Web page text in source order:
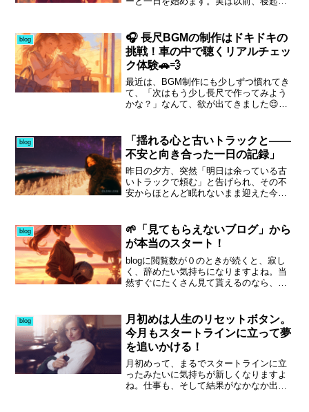
ではないのに、黙ったままの朝。そんな
自分に「これはダメだ」と気付いた日が
あり、それからは意識して笑顔と挨拶を
心掛けるようになりました。とはいえ、
笑顔って簡単なようで意外と難しいも
の。若い世代の爽やかな笑顔を見ると、
昭和育ちの58歳の私は、つい気後れして
しまうこともあります。それでも、オフ
くの人と話すうちに、自然な笑顔が増え
てきました。学びや優しさに触れる瞬
間、人はこんなにも素直に笑えるのだと
実感します。また皆さんとおしゃべりで
きる日を楽しみにしながら、今日もコー
ヒーと小さな気づきを大切に過ごしてい
ます。
blog
🎧 長尺BGMの制作はドキドキの
挑戦！車の中で聴くリアルチェッ
ク体験🚗💨
最近は、BGM制作にも少しずつ慣れてき
て、「次はもう少し長尺で作ってみよう
かな？」なんて、欲が出てきました😌✨
も、たま〜にミスって途中で止まること
も😅「え？また最初から？...
blog
「揺れる心と古いトラックと——
不安と向き合った一日の記録」
昨日の夕方、突然「明日は余っている古
いトラックで頼む」と告げられ、その不
安からほとんど眠れないまま迎えた今日
痛感しました。とはいえ、無事に一日を
終えて初めて「大丈夫、やれますよ」と
言える自分もいて、なんとも情けなくも
あり、正直ほっとした気持ちもありま
す。愛車のトラックは電気系統の不調で
復帰の見通しが立たず、修理の専門家で
と、クラッチ操作にも戸惑いがあり、気
持ちが落ち着かない日々が続きます。そ
れでも、なんとかなるさと自分に言い聞
かせながら過ごす、この揺れる心模様を
綴ります。
blog
🌱「見てもらえないブログ」から
が本当のスタート！
blogに閲覧数が０のときが続くと、寂し
く、辞めたい気持ちになりますよね。当
然すぐにたくさん見て貰えるのなら、周
らず、腐らず、諦めず、自分のペースで
配信しましょう。
blog
月初めは人生のリセットボタン。
今月もスタートラインに立って夢
を追いかける！
月初めって、まるでスタートラインに立
ったみたいに気持ちが新しくなりますよ
ね。仕事も、そして結果がなかなか出て